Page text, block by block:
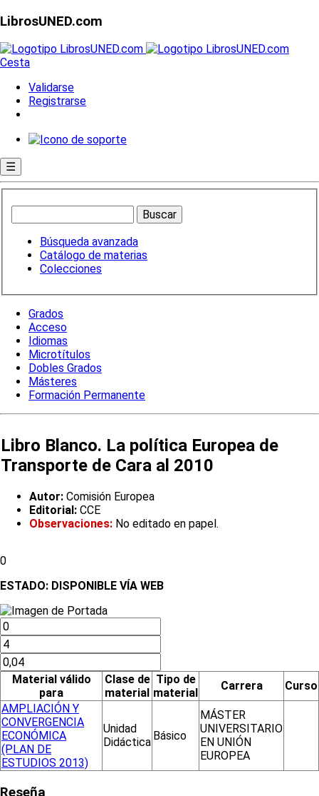
LibrosUNED.com
Cesta
Validarse
Registrarse
☰
Búsqueda avanzada
Catálogo de materias
Colecciones
Grados
Acceso
Idiomas
Microtítulos
Dobles Grados
Másteres
Formación Permanente
Libro Blanco. La política Europea de
Transporte de Cara al 2010
Autor: Comisión Europea
Editorial: CCE
Observaciones: No editado en papel.
0
ESTADO: DISPONIBLE VÍA WEB
Material válido
para
Clase de
material
Tipo de
material
Carrera
Curso
AMPLIACIÓN Y
CONVERGENCIA
ECONÓMICA
(PLAN DE
ESTUDIOS 2013)
Unidad
Didáctica Básico
MÁSTER
UNIVERSITARIO
EN UNIÓN
EUROPEA
Reseña